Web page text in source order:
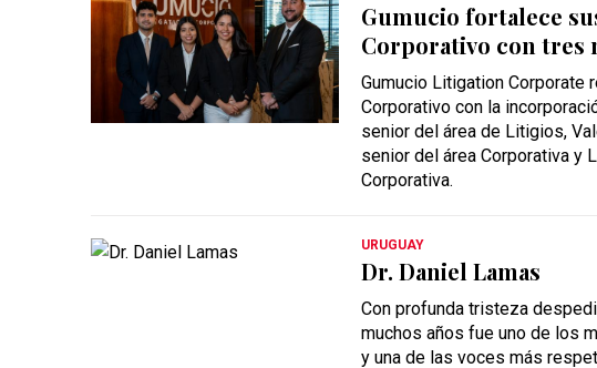
Gumucio fortalece
Corporativo con tres
Gumucio Litigation
Corporativo con la
senior del área de Litigios,
senior del área Corporativa y
Corporativa.
URUGUAY
Dr. Daniel Lamas
Con profunda tristeza
muchos años fue uno de los
y una de las voces más